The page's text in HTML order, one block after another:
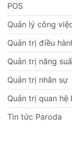
POS
Quản lý công
Quản trị điều
Quản trị năng
Quản trị nhân sự
Quản trị quan hệ
Tin tức Paroda